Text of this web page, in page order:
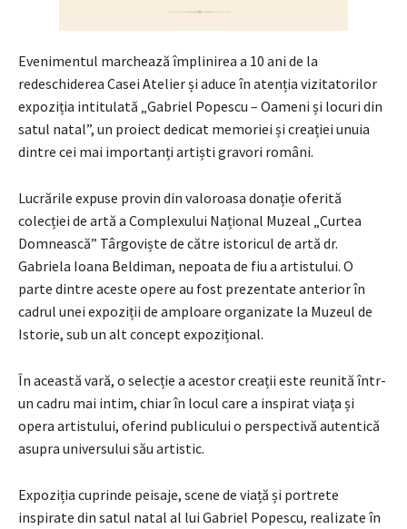
Evenimentul marchează împlinirea a 10 ani de la
redeschiderea Casei Atelier și aduce în atenția vizitatorilor
expoziția intitulată „Gabriel Popescu – Oameni și locuri din
satul natal”, un proiect dedicat memoriei și creației unuia
dintre cei mai importanți artiști gravori români.
Lucrările expuse provin din valoroasa donație oferită
colecției de artă a Complexului Național Muzeal „Curtea
Domnească” Târgoviște de către istoricul de artă dr.
Gabriela Ioana Beldiman, nepoata de fiu a artistului. O
parte dintre aceste opere au fost prezentate anterior în
cadrul unei expoziții de amploare organizate la Muzeul de
Istorie, sub un alt concept expozițional.
În această vară, o selecție a acestor creații este reunită într-
un cadru mai intim, chiar în locul care a inspirat viața și
opera artistului, oferind publicului o perspectivă autentică
asupra universului său artistic.
Expoziția cuprinde peisaje, scene de viață și portrete
inspirate din satul natal al lui Gabriel Popescu, realizate în